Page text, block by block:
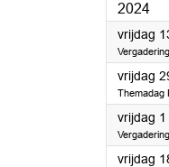
2024
vrijdag
vrijdag
Themadag
vrijdag
vrijdag